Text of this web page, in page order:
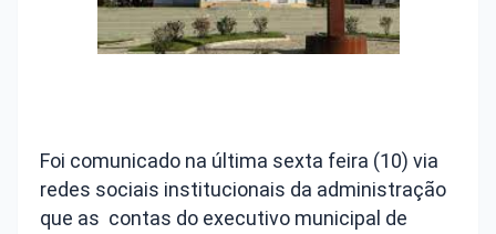
Foi comunicado na última sexta feira (10) via
redes sociais institucionais da administração
que as contas do executivo municipal de